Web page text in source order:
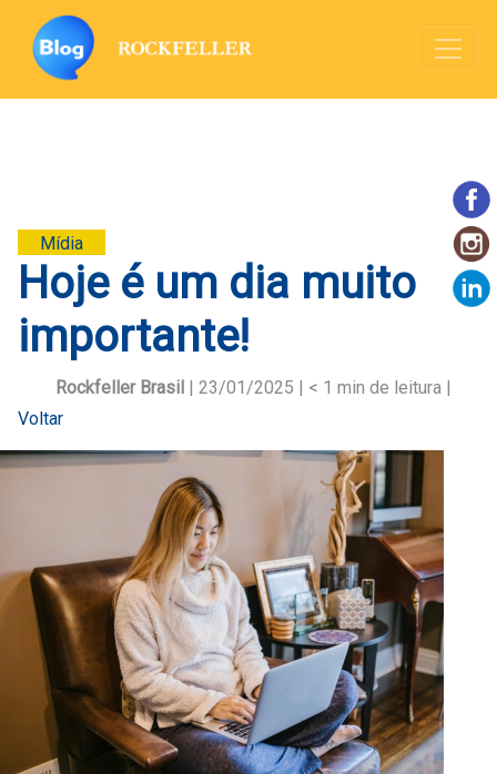
Mídia
Hoje é um dia muito
importante!
Rockfeller Brasil | 23/01/2025 | < 1 min de leitura |
Voltar